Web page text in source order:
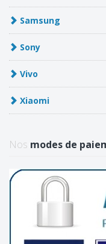
Samsung
Sony
Vivo
Xiaomi
Nos modes de